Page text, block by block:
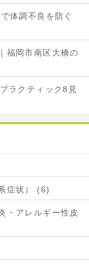
体調不良を防ぐ
福岡市南区大橋の
ラクティック8見
症状） (6)
・アレルギー性皮